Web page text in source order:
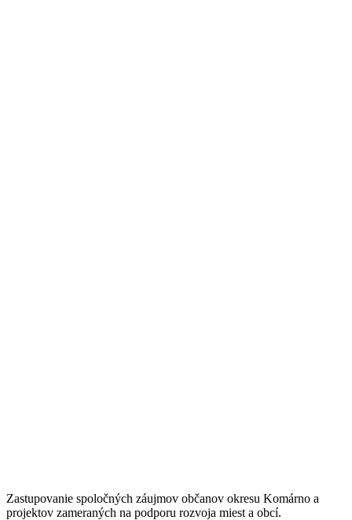
Zastupovanie spoločných záujmov občanov okresu Komárno a
projektov zameraných na podporu rozvoja miest a obcí.